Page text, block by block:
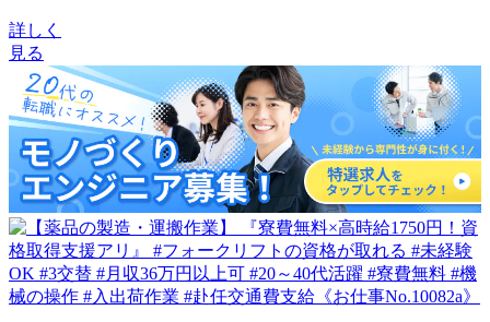
詳しく
見る